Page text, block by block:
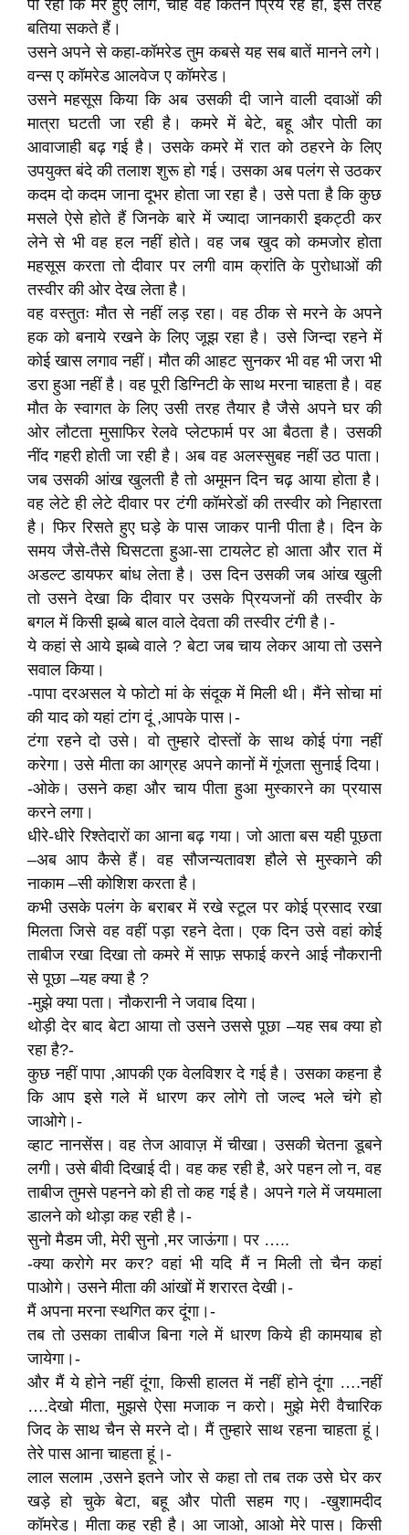
पा रहा कि मरे हुए लोग, चाहे वह कितने प्रिय रहे हों, इस तरह
बतिया सकते हैं।
उसने अपने से कहा-कॉमरेड तुम कबसे यह सब बातें मानने लगे।
वन्स ए कॉमरेड आलवेज ए कॉमरेड।
उसने महसूस किया कि अब उसकी दी जाने वाली दवाओं की
मात्रा घटती जा रही है। कमरे में बेटे, बहू और पोती का
आवाजाही बढ़ गई है। उसके कमरे में रात को ठहरने के लिए
उपयुक्त बंदे की तलाश शुरू हो गई। उसका अब पलंग से उठकर
कदम दो कदम जाना दूभर होता जा रहा है। उसे पता है कि कुछ
मसले ऐसे होते हैं जिनके बारे में ज्यादा जानकारी इकट्ठी कर
लेने से भी वह हल नहीं होते। वह जब खुद को कमजोर होता
महसूस करता तो दीवार पर लगी वाम क्रांति के पुरोधाओं की
तस्वीर की ओर देख लेता है।
वह वस्तुतः मौत से नहीं लड़ रहा। वह ठीक से मरने के अपने
हक को बनाये रखने के लिए जूझ रहा है। उसे जिन्दा रहने में
कोई खास लगाव नहीं। मौत की आहट सुनकर भी वह भी जरा भी
डरा हुआ नहीं है। वह पूरी डिग्निटी के साथ मरना चाहता है। वह
मौत के स्वागत के लिए उसी तरह तैयार है जैसे अपने घर की
ओर लौटता मुसाफिर रेलवे प्लेटफार्म पर आ बैठता है। उसकी
नींद गहरी होती जा रही है। अब वह अलस्सुबह नहीं उठ पाता।
जब उसकी आंख खुलती है तो अमूमन दिन चढ़ आया होता है।
वह लेटे ही लेटे दीवार पर टंगी कॉमरेडों की तस्वीर को निहारता
है। फिर रिसते हुए घड़े के पास जाकर पानी पीता है। दिन के
समय जैसे-तैसे घिसटता हुआ-सा टायलेट हो आता और रात में
अडल्ट डायफर बांध लेता है। उस दिन उसकी जब आंख खुली
तो उसने देखा कि दीवार पर उसके प्रियजनों की तस्वीर के
बगल में किसी झब्बे बाल वाले देवता की तस्वीर टंगी है।-
ये कहां से आये झब्बे वाले ? बेटा जब चाय लेकर आया तो उसने
सवाल किया।
-पापा दरअसल ये फोटो मां के संदूक में मिली थी। मैंने सोचा मां
की याद को यहां टांग दूं ,आपके पास।-
टंगा रहने दो उसे। वो तुम्हारे दोस्तों के साथ कोई पंगा नहीं
करेगा। उसे मीता का आग्रह अपने कानों में गूंजता सुनाई दिया।
-ओके। उसने कहा और चाय पीता हुआ मुस्कारने का प्रयास
करने लगा।
धीरे-धीरे रिश्तेदारों का आना बढ़ गया। जो आता बस यही पूछता
–अब आप कैसे हैं। वह सौजन्यतावश हौले से मुस्काने की
नाकाम –सी कोशिश करता है।
कभी उसके पलंग के बराबर में रखे स्टूल पर कोई प्रसाद रखा
मिलता जिसे वह वहीं पड़ा रहने देता। एक दिन उसे वहां कोई
ताबीज रखा दिखा तो कमरे में साफ़ सफाई करने आई नौकरानी
से पूछा –यह क्या है ?
-मुझे क्या पता। नौकरानी ने जवाब दिया।
थोड़ी देर बाद बेटा आया तो उसने उससे पूछा –यह सब क्या हो
रहा है?-
कुछ नहीं पापा ,आपकी एक वेलविशर दे गई है। उसका कहना है
कि आप इसे गले में धारण कर लोगे तो जल्द भले चंगे हो
जाओगे।-
व्हाट नानसेंस। वह तेज आवाज़ में चीखा। उसकी चेतना डूबने
लगी। उसे बीवी दिखाई दी। वह कह रही है, अरे पहन लो न, वह
ताबीज तुमसे पहनने को ही तो कह गई है। अपने गले में जयमाला
डालने को थोड़ा कह रही है।-
सुनो मैडम जी, मेरी सुनो ,मर जाऊंगा। पर …..
-क्या करोगे मर कर? वहां भी यदि मैं न मिली तो चैन कहां
पाओगे। उसने मीता की आंखों में शरारत देखी।-
मैं अपना मरना स्थगित कर दूंगा।-
तब तो उसका ताबीज बिना गले में धारण किये ही कामयाब हो
जायेगा।-
और मैं ये होने नहीं दूंगा, किसी हालत में नहीं होने दूंगा ….नहीं
….देखो मीता, मुझसे ऐसा मजाक न करो। मुझे मेरी वैचारिक
जिद के साथ चैन से मरने दो। मैं तुम्हारे साथ रहना चाहता हूं।
तेरे पास आना चाहता हूं।-
लाल सलाम ,उसने इतने जोर से कहा तो तब तक उसे घेर कर
खड़े हो चुके बेटा, बहू और पोती सहम गए। -खुशामदीद
कॉमरेड। मीता कह रही है। आ जाओ, आओ मेरे पास। किसी